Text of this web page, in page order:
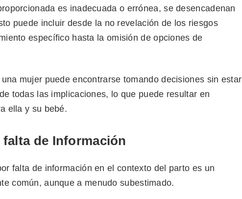
es inadecuada o errónea, se desencadenan
puede incluir desde la no revelación de los riesgos
específico hasta la omisión de opciones de
mujer puede encontrarse tomando decisiones sin estar
todas las implicaciones, lo que puede resultar en
ella y su bebé.
de Información
falta de información en el contexto del parto es un
común, aunque a menudo subestimado.